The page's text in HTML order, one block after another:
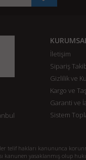
İletişim
Sipariş
Gizlilik ve
Kargo ve
Garanti ve
Sistem
hakları kanununca
kanunen yasaklanmış olup